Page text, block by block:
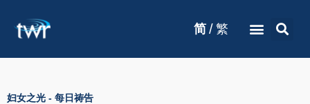
简 / 繁
妇女之光 - 每日祷告